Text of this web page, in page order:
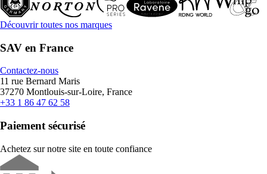
Découvrir toutes nos marques
SAV en France
Contactez-nous
11 rue Bernard Maris
37270 Montlouis-sur-Loire, France
+33 1 86 47 62 58
Paiement sécurisé
Achetez sur notre site en toute confiance